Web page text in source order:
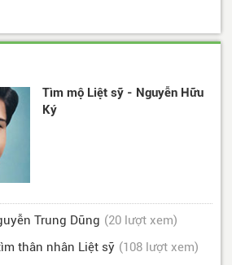
Tìm mộ Liệt sỹ - Nguyễn Hữu
Ký
Trung Dũng (20 lượt xem)
thân nhân Liệt sỹ (108 lượt xem)